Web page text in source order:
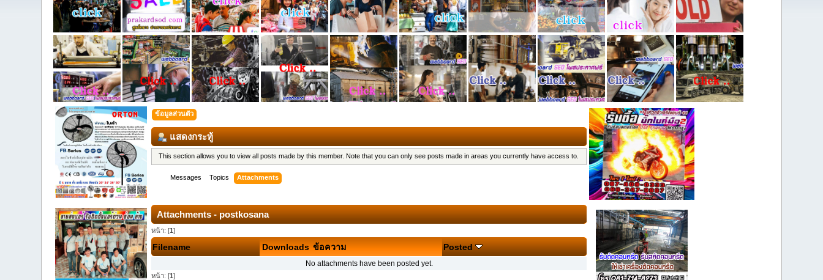
ข้อมูลส่วนตัว
แสดงกระทู้
This section allows you to view all posts made by this member. Note that you can only see posts made in areas you currently have access to.
Messages Topics Attachments
Attachments - postkosana
หน้า: [1]
Filename Downloads ข้อความ Posted
No attachments have been posted yet.
หน้า: [1]